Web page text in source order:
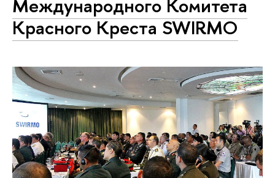
Международного Комитета
Красного Креста SWIRMO